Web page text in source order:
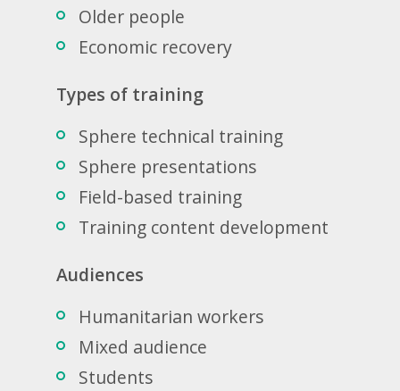
Older people
Economic recovery
Types of training
Sphere technical training
Sphere presentations
Field-based training
Training content development
Audiences
Humanitarian workers
Mixed audience
Students